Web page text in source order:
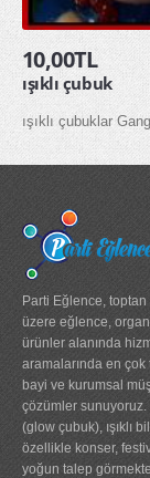
10,00TL
ışıklı çubuk
ışıklı çubuklar
Parti Eğlence, toptan
üzere eğlence,
ürünler alanında
aramalarında en çok
bayi ve kurumsal
çözümler sunuyoruz.
(glow çubuk), ışıklı
özellikle konser,
yoğun talep